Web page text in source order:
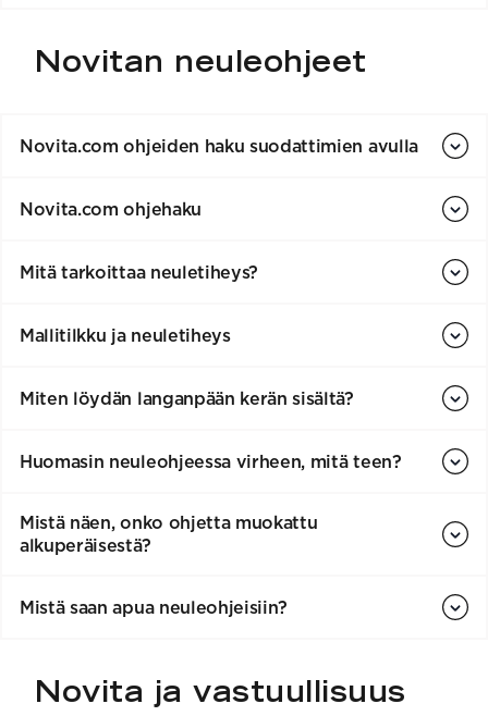
Novitan neuleohjeet
Novita.com ohjeiden haku suodattimien avulla
Novita.com ohjehaku
Mitä tarkoittaa neuletiheys?
Mallitilkku ja neuletiheys
Miten löydän langanpään kerän sisältä?
Huomasin neuleohjeessa virheen, mitä teen?
Mistä näen, onko ohjetta muokattu
alkuperäisestä?
Mistä saan apua neuleohjeisiin?
Novita ja vastuullisuus